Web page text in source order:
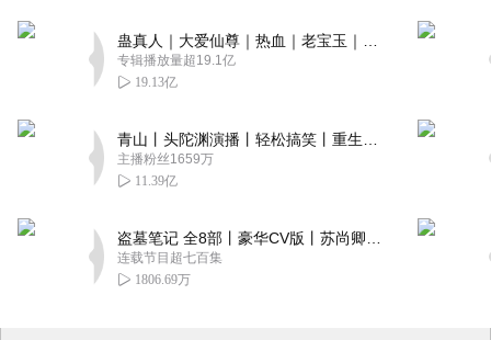
专辑播放量超19.1亿
19.13亿
主播粉丝1659万
11.39亿
连载节目超七百集
1806.69万